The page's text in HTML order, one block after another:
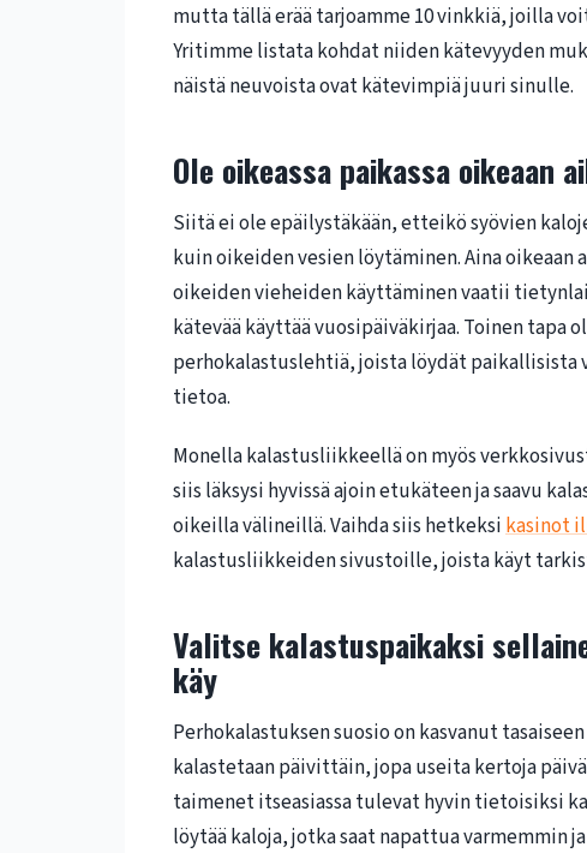
mutta tällä erää tarjoamme 10 vinkkiä, joilla
Yritimme listata kohdat niiden kätevyyden
näistä neuvoista ovat kätevimpiä juuri sinulle.
Ole oikeassa paikassa oikeaan
Siitä ei ole epäilystäkään, etteikö syövien
kuin oikeiden vesien löytäminen. Aina oikeaan
oikeiden vieheiden käyttäminen vaatii
kätevää käyttää vuosipäiväkirjaa. Toinen tapa
perhokalastuslehtiä, joista löydät paikallisista
tietoa.
Monella kalastusliikkeellä on myös
siis läksysi hyvissä ajoin etukäteen ja saavu
oikeilla välineillä. Vaihda siis hetkeksikasinot
kalastusliikkeiden sivustoille, joista käyt
Valitse kalastuspaikaksi
käy
Perhokalastuksen suosio on kasvanut
kalastetaan päivittäin, jopa useita kertoja
taimenet itseasiassa tulevat hyvin tietoisiksi
löytää kaloja, jotka saat napattua varmemmin